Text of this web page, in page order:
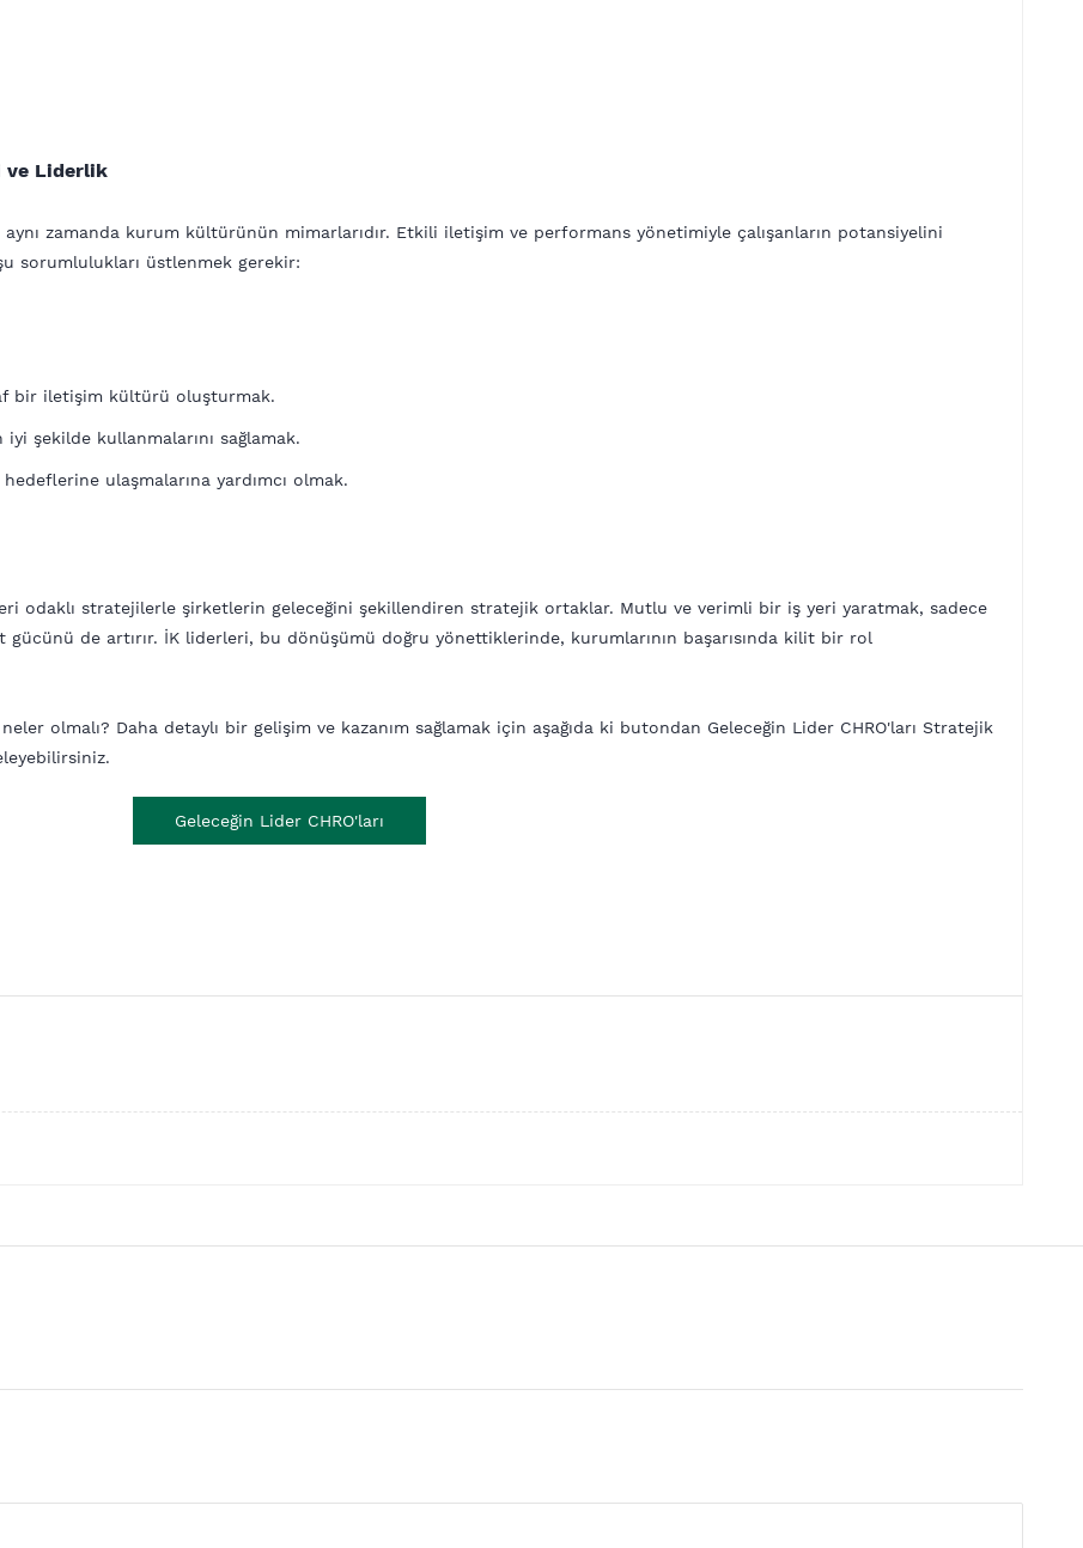
ve Liderlik
zamanda kurum kültürünün mimarlarıdır. Etkili iletişim ve performans yönetimiyle çalışanların potansiyelini
sorumlulukları üstlenmek gerekir:
bir iletişim kültürü oluşturmak.
şekilde kullanmalarını sağlamak.
ulaşmalarına yardımcı olmak.
odaklı stratejilerle şirketlerin geleceğini şekillendiren stratejik ortaklar. Mutlu ve verimli bir iş yeri yaratmak, sadece
gücünü de artırır. İK liderleri, bu dönüşümü doğru yönettiklerinde, kurumlarının başarısında kilit bir rol
olmalı? Daha detaylı bir gelişim ve kazanım sağlamak için aşağıda ki butondan Geleceğin Lider CHRO'ları Stratejik
Geleceğin Lider CHRO'ları